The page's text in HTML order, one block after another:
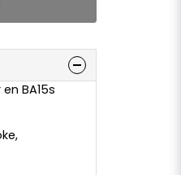
BA15s